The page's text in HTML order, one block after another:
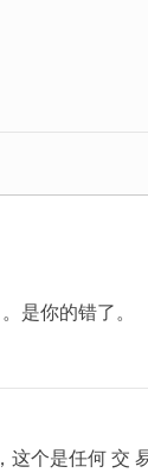
是你的错了。
这个是任何 交